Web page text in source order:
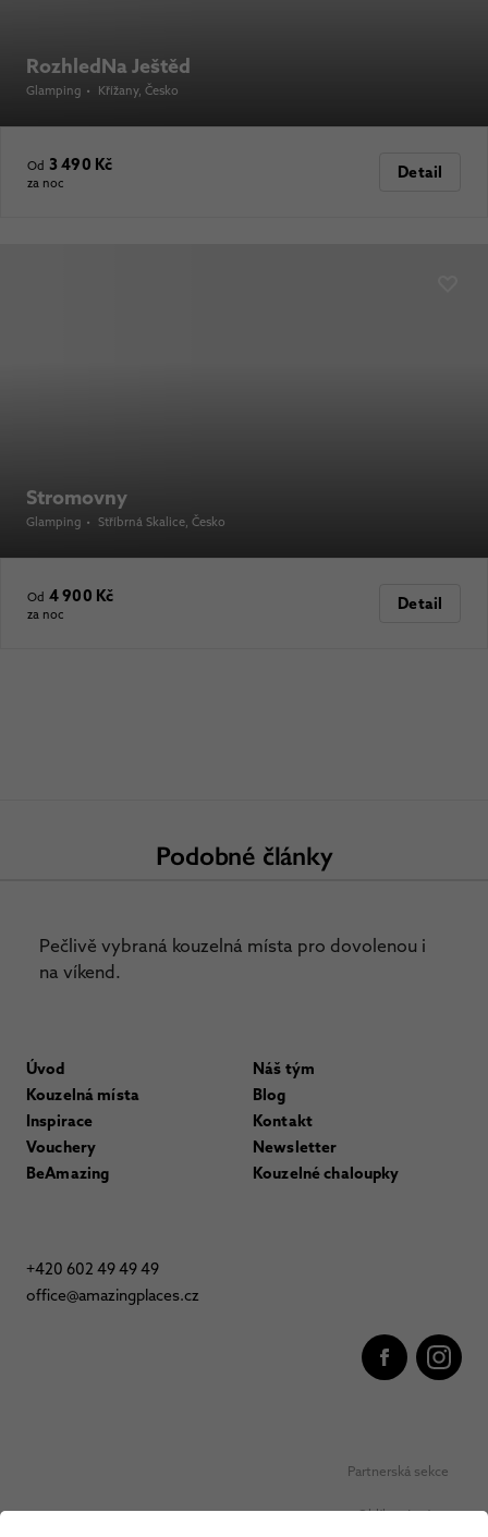
RozhledNa Ještěd
Glamping • Křížany, Česko
Od 3 490 Kč
za noc
Detail
Stromovny
Glamping • Stříbrná Skalice, Česko
Od 4 900 Kč
za noc
Detail
Podobné články
Pečlivě vybraná kouzelná místa pro dovolenou i
na víkend.
Úvod
Kouzelná místa
Inspirace
Vouchery
BeAmazing
Náš tým
Blog
Kontakt
Newsletter
Kouzelné chaloupky
+420 602 49 49 49
office@amazingplaces.cz
Partnerská sekce
Oblíbená místa